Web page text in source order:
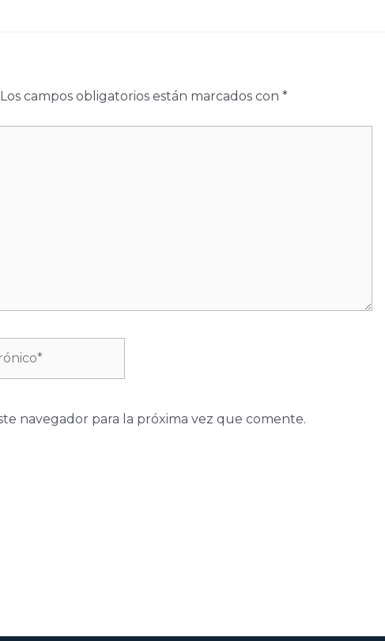
Los campos obligatorios están marcados con *
navegador para la próxima vez que comente.